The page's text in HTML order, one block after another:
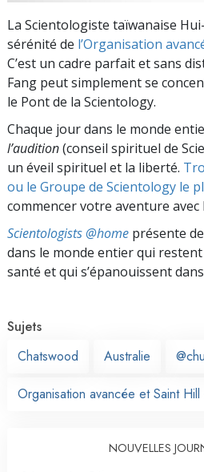
La Scientologiste taïwanaise
sérénité de l’Organisation
C’est un cadre parfait et sans
Fang peut simplement se
le Pont de la Scientology.
Chaque jour dans le monde
l’audition(conseil spirituel de
un éveil spirituel et la liberté.
ou le Groupe de Scientology le
commencer votre aventure avec
Scientologists @home présente
dans le monde entier qui
santé et qui s’épanouissent
Sujets
Chatswood
Australie
Organisation avancée et Saint
NOUVELLES